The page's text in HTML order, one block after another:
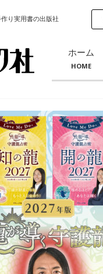
り実用書の出版社
ホーム
HOME